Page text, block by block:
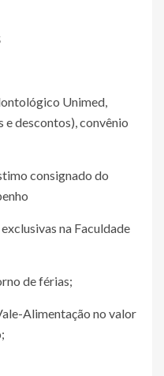
Unimed,
e descontos), convênio
consignado do
na Faculdade
de férias;
Alimentação no valor